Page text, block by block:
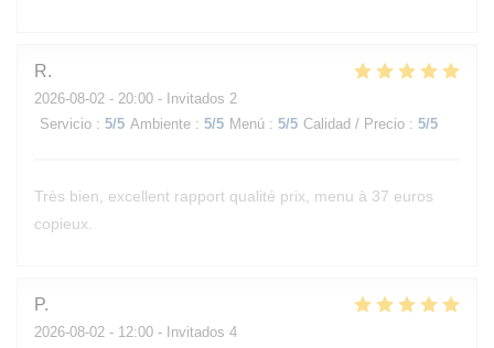
R
2026-08-02 - 20:00 - Invitados 2
Servicio : 5/5 Ambiente : 5/5 Menú : 5/5 Calidad / Precio : 5/5
Très bien, excellent rapport qualité prix, menu à 37 euros
copieux.
P
2026-08-02 - 12:00 - Invitados 4